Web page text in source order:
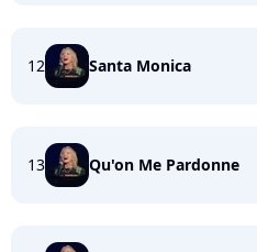
12 Santa Monica
13 Qu'on Me Pardonne